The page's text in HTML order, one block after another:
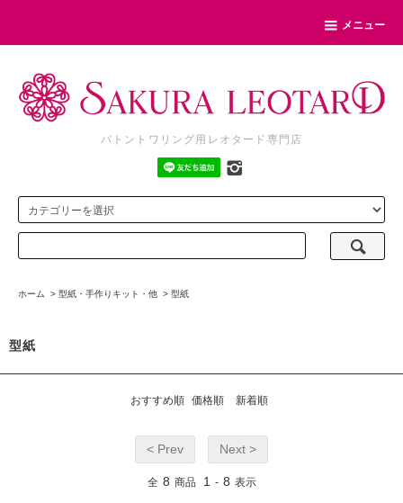
メニュー
バトントワリング用レオタード専門店
ホーム > 型紙・手作りキット・他 > 型紙
型紙
おすすめ順 価格順 新着順
< Prev Next >
全 8 商品 1 - 8 表示